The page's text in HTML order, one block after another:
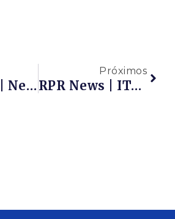
RPR News | Neoenergia Promove Desafio Para Start-Ups, Em Busca De Soluções Inovadoras | Inscrições Até Dia 10 De Novembro
Próximos
RPR News | ITAGUAÍ ENERGY 2021 | Inovação: As Oportunidades Para A Cadeia De Fornecimento Da Economia Do Mar | Quinta-Feira, 4/11, A Partir Das 15h. Inscreva-Se E Participe!!